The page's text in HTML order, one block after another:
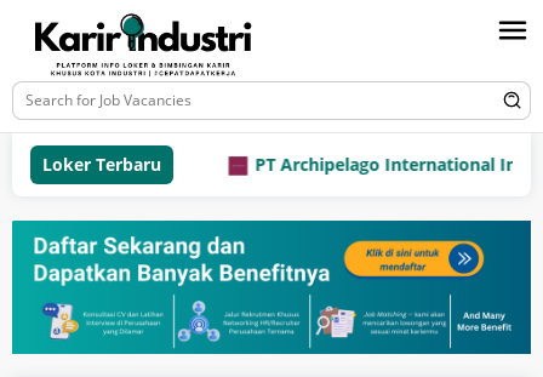
Loker Terbaru PT Archipelago International